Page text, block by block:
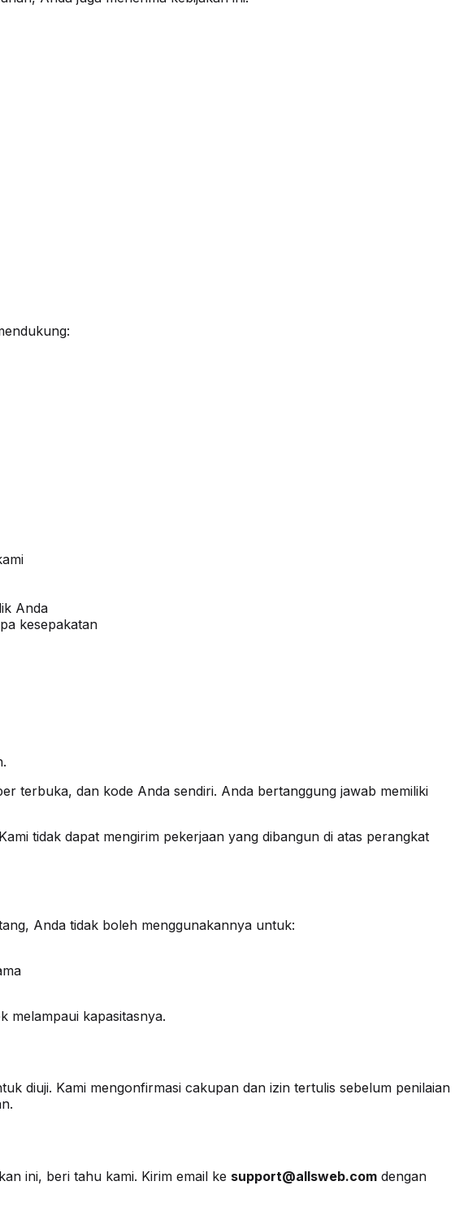
Anda
kesepakatan
terbuka, dan kode Anda sendiri. Anda bertanggung jawab memiliki
tidak dapat mengirim pekerjaan yang dibangun di atas perangkat
Anda tidak boleh menggunakannya untuk:
melampaui kapasitasnya.
diuji. Kami mengonfirmasi cakupan dan izin tertulis sebelum penilaian
ini, beri tahu kami. Kirim email ke support@allsweb.com dengan